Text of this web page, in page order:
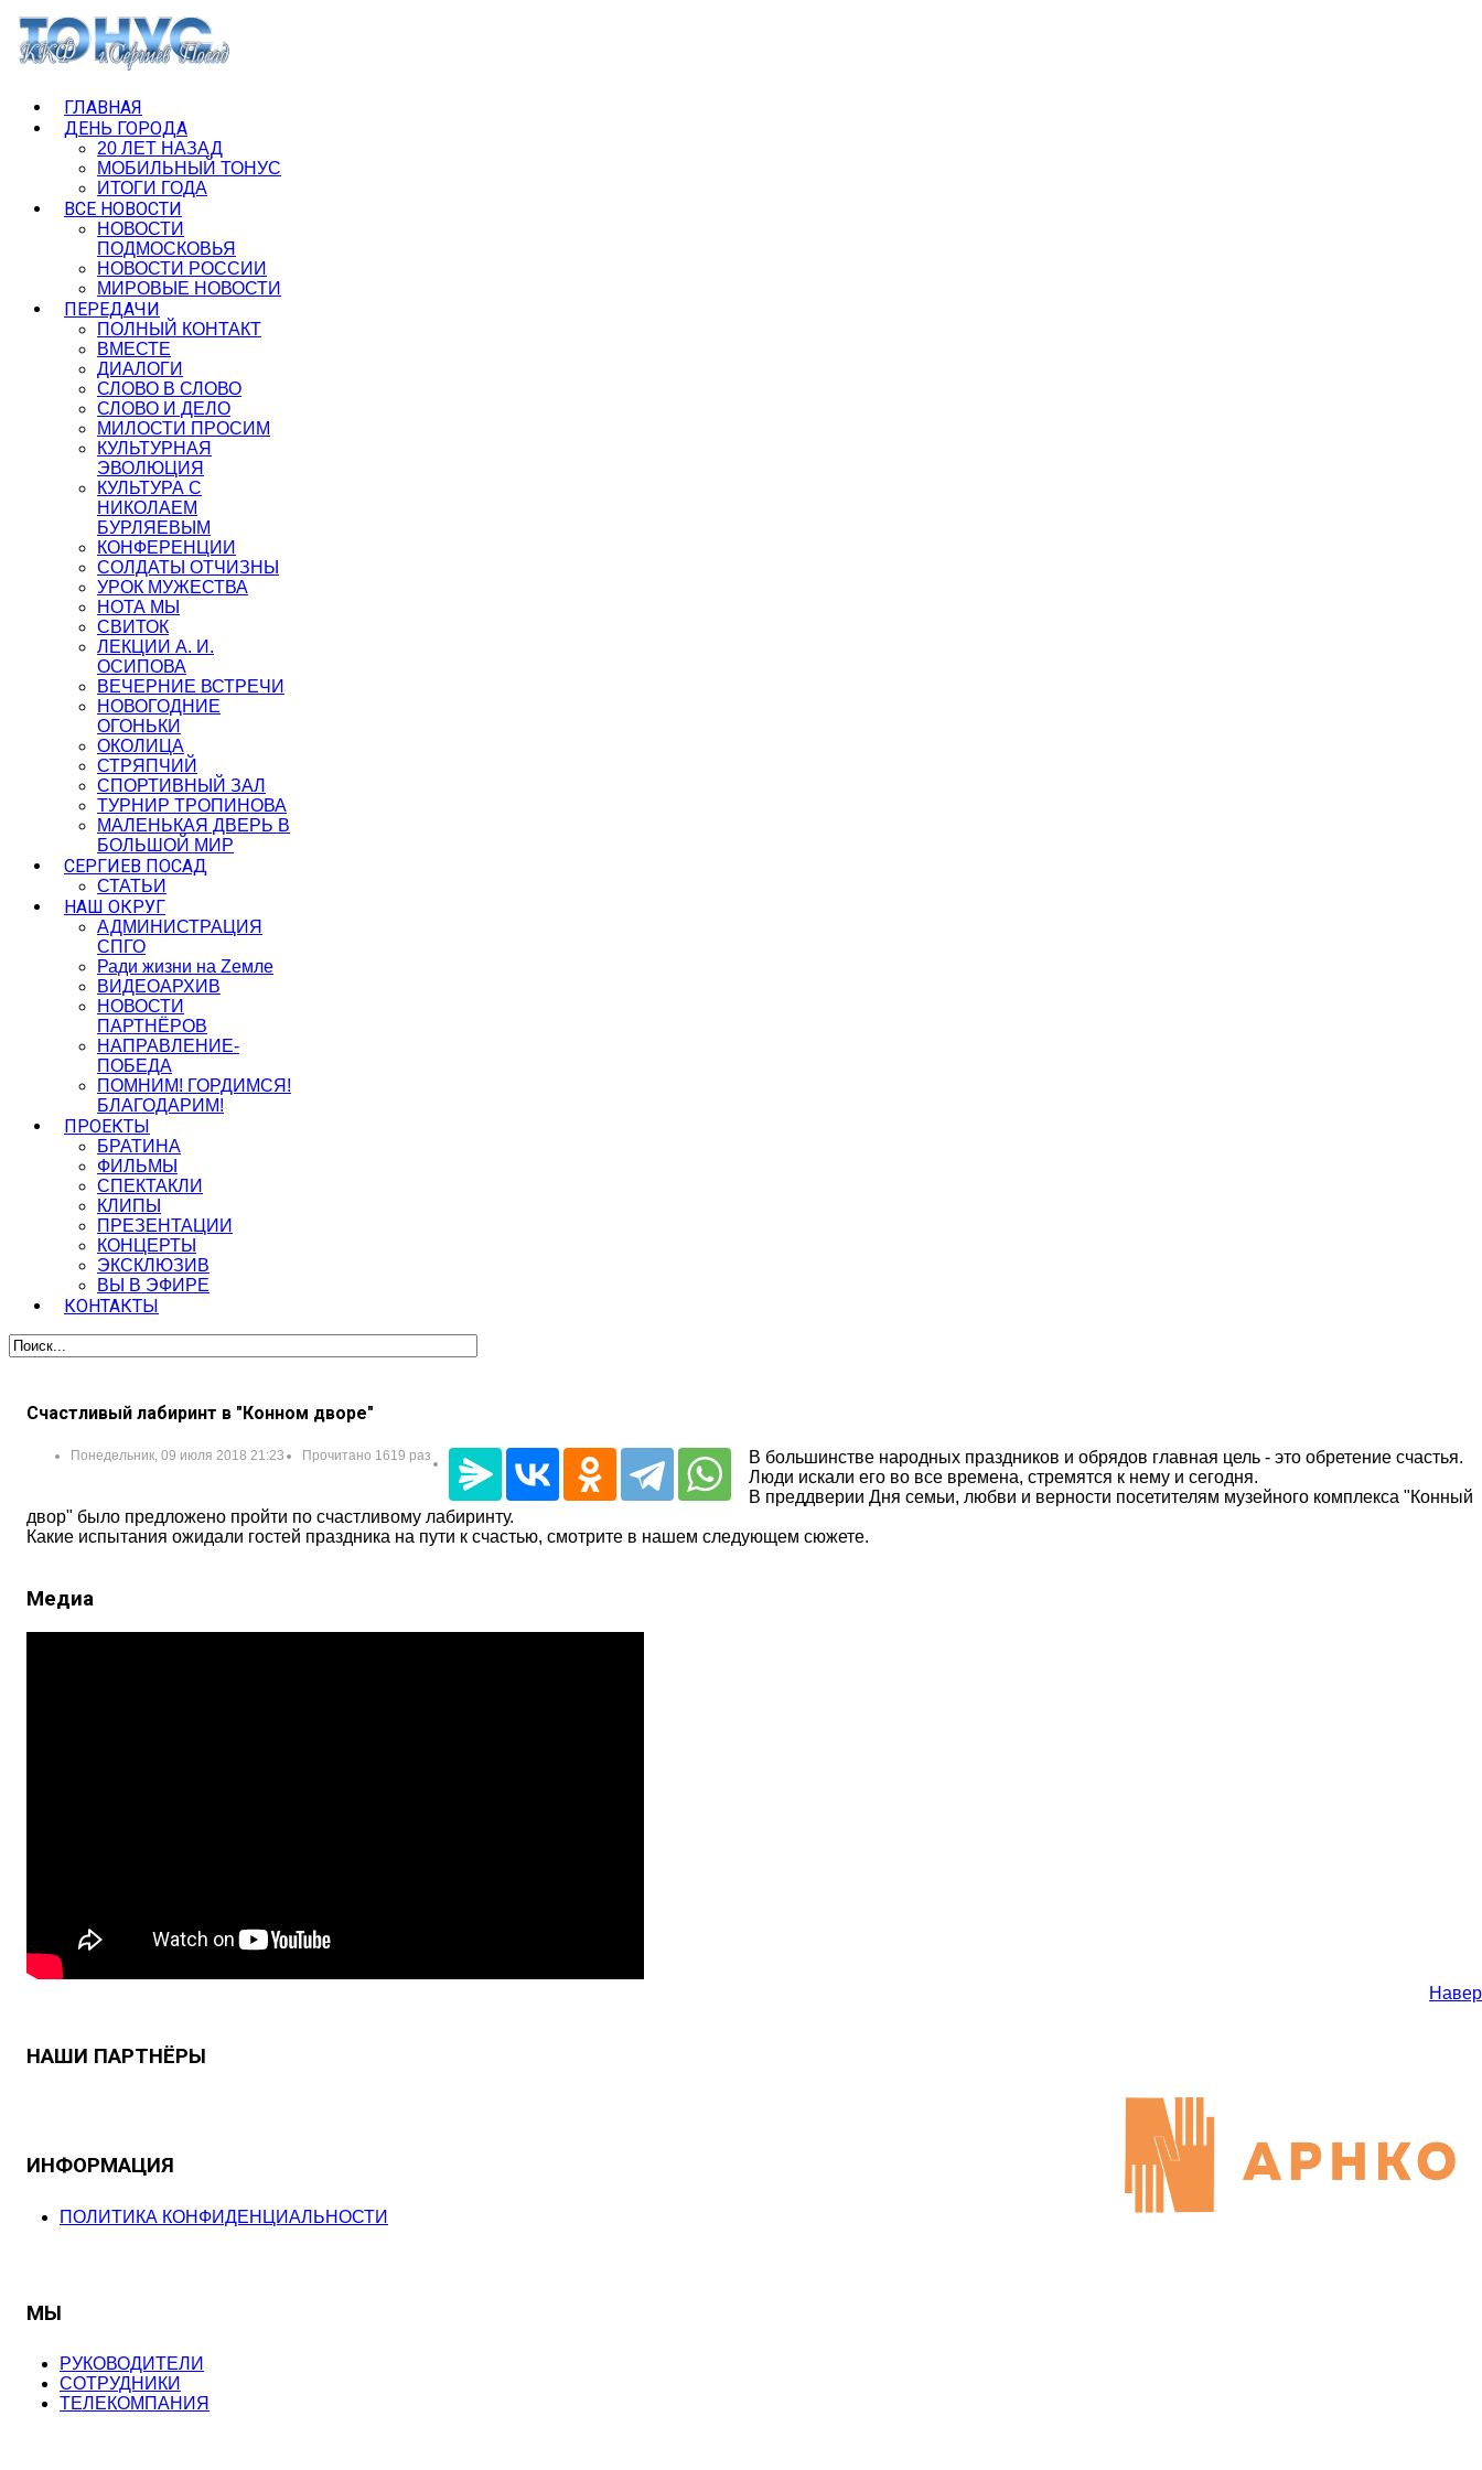
ГЛАВНАЯ
ДЕНЬ ГОРОДА
20 ЛЕТ НАЗАД
МОБИЛЬНЫЙ ТОНУС
ИТОГИ ГОДА
ВСЕ НОВОСТИ
НОВОСТИ
ПОДМОСКОВЬЯ
НОВОСТИ РОССИИ
МИРОВЫЕ НОВОСТИ
ПЕРЕДАЧИ
ПОЛНЫЙ КОНТАКТ
ВМЕСТЕ
ДИАЛОГИ
СЛОВО В СЛОВО
СЛОВО И ДЕЛО
МИЛОСТИ ПРОСИМ
КУЛЬТУРНАЯ
ЭВОЛЮЦИЯ
КУЛЬТУРА С
НИКОЛАЕМ
БУРЛЯЕВЫМ
КОНФЕРЕНЦИИ
СОЛДАТЫ ОТЧИЗНЫ
УРОК МУЖЕСТВА
НОТА МЫ
СВИТОК
ЛЕКЦИИ А. И.
ОСИПОВА
ВЕЧЕРНИЕ ВСТРЕЧИ
НОВОГОДНИЕ
ОГОНЬКИ
ОКОЛИЦА
СТРЯПЧИЙ
СПОРТИВНЫЙ ЗАЛ
ТУРНИР ТРОПИНОВА
МАЛЕНЬКАЯ ДВЕРЬ В
БОЛЬШОЙ МИР
СЕРГИЕВ ПОСАД
СТАТЬИ
НАШ ОКРУГ
АДМИНИСТРАЦИЯ
СПГО
Ради жизни на Zемле
ВИДЕОАРХИВ
НОВОСТИ
ПАРТНЁРОВ
НАПРАВЛЕНИЕ-
ПОБЕДА
ПОМНИМ! ГОРДИМСЯ!
БЛАГОДАРИМ!
ПРОЕКТЫ
БРАТИНА
ФИЛЬМЫ
СПЕКТАКЛИ
КЛИПЫ
ПРЕЗЕНТАЦИИ
КОНЦЕРТЫ
ЭКСКЛЮЗИВ
ВЫ В ЭФИРЕ
КОНТАКТЫ
Счастливый лабиринт в "Конном дворе"
Понедельник, 09 июля 2018 21:23 Прочитано 1619 раз
В большинстве народных праздников и обрядов главная цель - это обретение счастья.
Люди искали его во все времена, стремятся к нему и сегодня.
В преддверии Дня семьи, любви и верности посетителям музейного комплекса "Конный
двор" было предложено пройти по счастливому лабиринту.
Какие испытания ожидали гостей праздника на пути к счастью, смотрите в нашем следующем сюжете.
Медиа
НАШИ ПАРТНЁРЫ
ИНФОРМАЦИЯ
ПОЛИТИКА КОНФИДЕНЦИАЛЬНОСТИ
МЫ
РУКОВОДИТЕЛИ
СОТРУДНИКИ
ТЕЛЕКОМПАНИЯ